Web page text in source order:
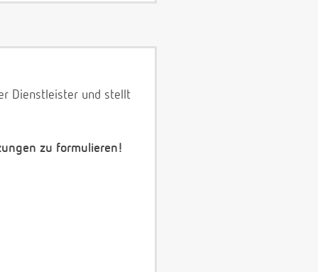
Dienstleister und stellt
zu formulieren!